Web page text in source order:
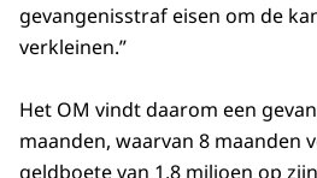
gevangenisstraf eisen om de
verkleinen.”
Het OM vindt daarom een
maanden, waarvan 8 maanden
geldboete van 1,8 miljoen op